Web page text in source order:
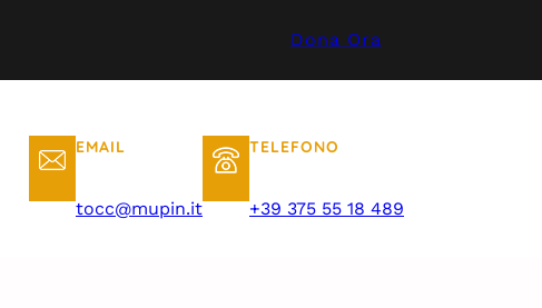
Dona Ora
EMAIL
tocc@mupin.it
TELEFONO
+39 375 55 18 489